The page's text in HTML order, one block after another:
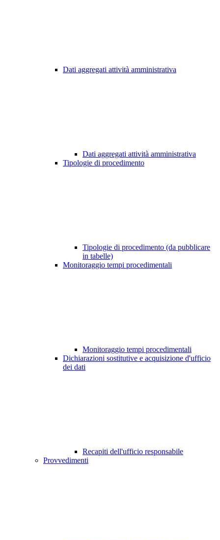
Dati aggregati attività amministrativa
Dati aggregati attività amministrativa
Tipologie di procedimento
Tipologie di procedimento (da pubblicare
in tabelle)
Monitoraggio tempi procedimentali
Monitoraggio tempi procedimentali
Dichiarazioni sostitutive e acquisizione d'ufficio
dei dati
Recapiti dell'ufficio responsabile
Provvedimenti